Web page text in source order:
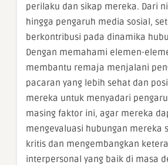
perilaku dan sikap mereka. Dari
hingga pengaruh media sosial,
berkontribusi pada dinamika
Dengan memahami elemen-
membantu remaja menjalani
pacaran yang lebih sehat dan
mereka untuk menyadari
masing faktor ini, agar mereka
mengevaluasi hubungan mereka
kritis dan mengembangkan
interpersonal yang baik di masa